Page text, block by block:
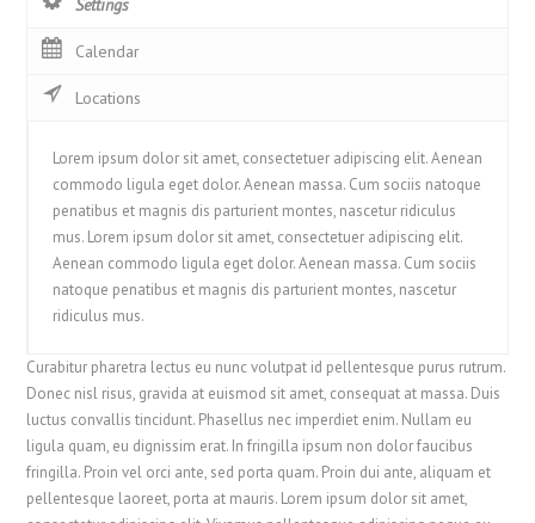
Settings
Calendar
Locations
Lorem ipsum dolor sit amet, consectetuer adipiscing elit. Aenean
commodo ligula eget dolor. Aenean massa. Cum sociis natoque
penatibus et magnis dis parturient montes, nascetur ridiculus
mus. Lorem ipsum dolor sit amet, consectetuer adipiscing elit.
Aenean commodo ligula eget dolor. Aenean massa. Cum sociis
natoque penatibus et magnis dis parturient montes, nascetur
ridiculus mus.
Curabitur pharetra lectus eu nunc volutpat id pellentesque purus rutrum.
Donec nisl risus, gravida at euismod sit amet, consequat at massa. Duis
luctus convallis tincidunt. Phasellus nec imperdiet enim. Nullam eu
ligula quam, eu dignissim erat. In fringilla ipsum non dolor faucibus
fringilla. Proin vel orci ante, sed porta quam. Proin dui ante, aliquam et
pellentesque laoreet, porta at mauris. Lorem ipsum dolor sit amet,